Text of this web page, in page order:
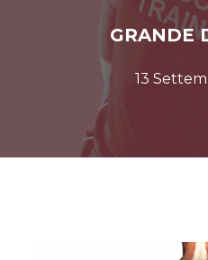
GRANDE
13